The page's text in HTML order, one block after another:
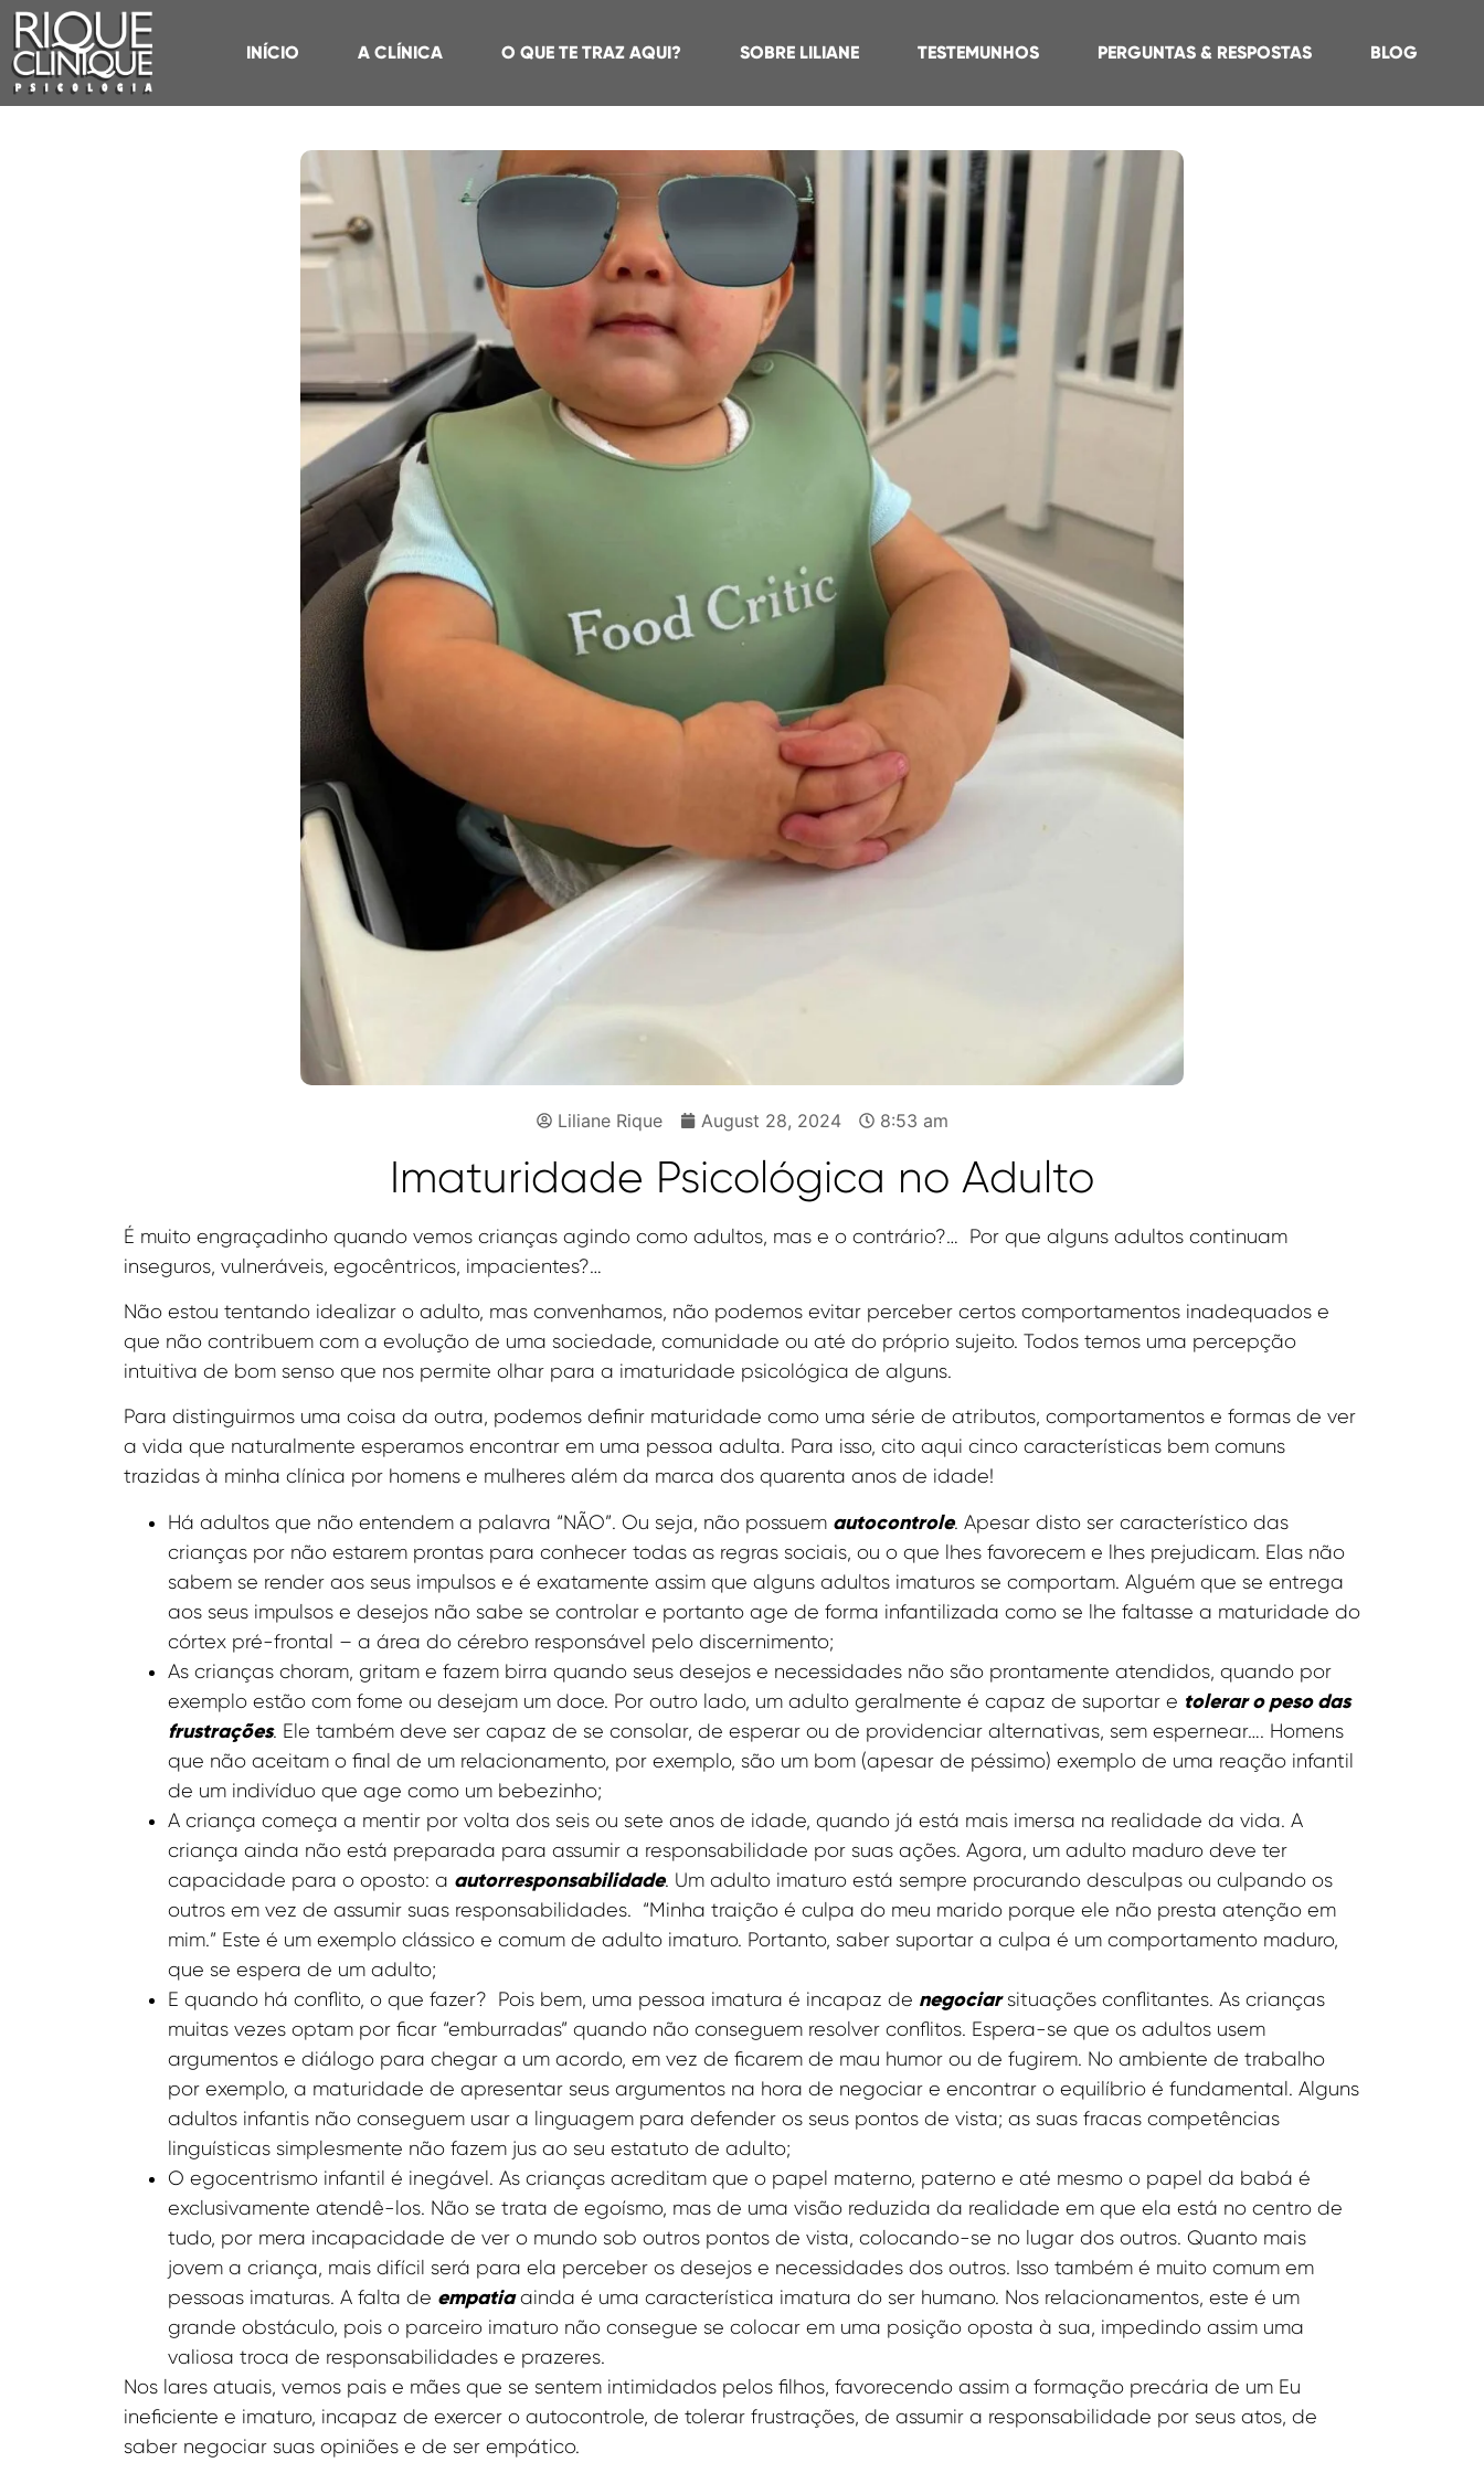
INÍCIO A CLÍNICA O QUE TE TRAZ AQUI? SOBRE LILIANE TESTEMUNHOS PERGUNTAS & RESPOSTAS BLOG
Liliane Rique August 28, 2024 8:53 am
Imaturidade Psicológica no Adulto
É muito engraçadinho quando vemos crianças agindo como adultos, mas e o contrário?… Por que alguns adultos continuam
inseguros, vulneráveis, egocêntricos, impacientes?…
Não estou tentando idealizar o adulto, mas convenhamos, não podemos evitar perceber certos comportamentos inadequados e
que não contribuem com a evolução de uma sociedade, comunidade ou até do próprio sujeito. Todos temos uma percepção
intuitiva de bom senso que nos permite olhar para a imaturidade psicológica de alguns.
Para distinguirmos uma coisa da outra, podemos definir maturidade como uma série de atributos, comportamentos e formas de ver
a vida que naturalmente esperamos encontrar em uma pessoa adulta. Para isso, cito aqui cinco características bem comuns
trazidas à minha clínica por homens e mulheres além da marca dos quarenta anos de idade!
Há adultos que não entendem a palavra “NÃO”. Ou seja, não possuem autocontrole. Apesar disto ser característico das
crianças por não estarem prontas para conhecer todas as regras sociais, ou o que lhes favorecem e lhes prejudicam. Elas não
sabem se render aos seus impulsos e é exatamente assim que alguns adultos imaturos se comportam. Alguém que se entrega
aos seus impulsos e desejos não sabe se controlar e portanto age de forma infantilizada como se lhe faltasse a maturidade do
córtex pré-frontal – a área do cérebro responsável pelo discernimento;
As crianças choram, gritam e fazem birra quando seus desejos e necessidades não são prontamente atendidos, quando por
exemplo estão com fome ou desejam um doce. Por outro lado, um adulto geralmente é capaz de suportar e tolerar o peso das
frustrações. Ele também deve ser capaz de se consolar, de esperar ou de providenciar alternativas, sem espernear…. Homens
que não aceitam o final de um relacionamento, por exemplo, são um bom (apesar de péssimo) exemplo de uma reação infantil
de um indivíduo que age como um bebezinho;
A criança começa a mentir por volta dos seis ou sete anos de idade, quando já está mais imersa na realidade da vida. A
criança ainda não está preparada para assumir a responsabilidade por suas ações. Agora, um adulto maduro deve ter
capacidade para o oposto: a autorresponsabilidade. Um adulto imaturo está sempre procurando desculpas ou culpando os
outros em vez de assumir suas responsabilidades. “Minha traição é culpa do meu marido porque ele não presta atenção em
mim.” Este é um exemplo clássico e comum de adulto imaturo. Portanto, saber suportar a culpa é um comportamento maduro,
que se espera de um adulto;
E quando há conflito, o que fazer? Pois bem, uma pessoa imatura é incapaz de negociarsituações conflitantes. As crianças
muitas vezes optam por ficar “emburradas” quando não conseguem resolver conflitos. Espera-se que os adultos usem
argumentos e diálogo para chegar a um acordo, em vez de ficarem de mau humor ou de fugirem. No ambiente de trabalho
por exemplo, a maturidade de apresentar seus argumentos na hora de negociar e encontrar o equilíbrio é fundamental. Alguns
adultos infantis não conseguem usar a linguagem para defender os seus pontos de vista; as suas fracas competências
linguísticas simplesmente não fazem jus ao seu estatuto de adulto;
O egocentrismo infantil é inegável. As crianças acreditam que o papel materno, paterno e até mesmo o papel da babá é
exclusivamente atendê-los. Não se trata de egoísmo, mas de uma visão reduzida da realidade em que ela está no centro de
tudo, por mera incapacidade de ver o mundo sob outros pontos de vista, colocando-se no lugar dos outros. Quanto mais
jovem a criança, mais difícil será para ela perceber os desejos e necessidades dos outros. Isso também é muito comum em
pessoas imaturas. A falta de empatiaainda é uma característica imatura do ser humano. Nos relacionamentos, este é um
grande obstáculo, pois o parceiro imaturo não consegue se colocar em uma posição oposta à sua, impedindo assim uma
valiosa troca de responsabilidades e prazeres.
Nos lares atuais, vemos pais e mães que se sentem intimidados pelos filhos, favorecendo assim a formação precária de um Eu
ineficiente e imaturo, incapaz de exercer o autocontrole, de tolerar frustrações, de assumir a responsabilidade por seus atos, de
saber negociar suas opiniões e de ser empático.